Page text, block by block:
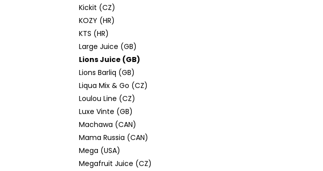
Kickit (CZ)
KOZY (HR)
KTS (HR)
Large Juice (GB)
Lions Juice (GB)
Lions Barliq (GB)
Liqua Mix & Go (CZ)
Loulou Line (CZ)
Luxe Vinte (GB)
Machawa (CAN)
Mama Russia (CAN)
Mega (USA)
Megafruit Juice (CZ)